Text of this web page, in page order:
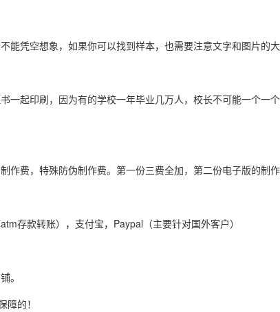
能凭空想象，如果你可以找到样本，也需要注意文字和图片的
一起印刷，因为有的学校一年毕业几万人，校长不可能一个
作费，特殊防伪制作费。第一份三费全加，第二份电子版的制
存款转账），支付宝，Paypal（主要针对国外客户）
。
的！